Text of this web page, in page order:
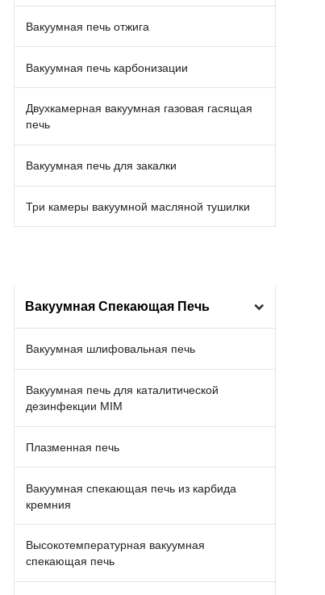
Вакуумная печь отжига
Вакуумная печь карбонизации
Двухкамерная вакуумная газовая гасящая
печь
Вакуумная печь для закалки
Три камеры вакуумной масляной тушилки
Вакуумная Спекающая Печь
Вакуумная шлифовальная печь
Вакуумная печь для каталитической
дезинфекции MIM
Плазменная печь
Вакуумная спекающая печь из карбида
кремния
Высокотемпературная вакуумная
спекающая печь